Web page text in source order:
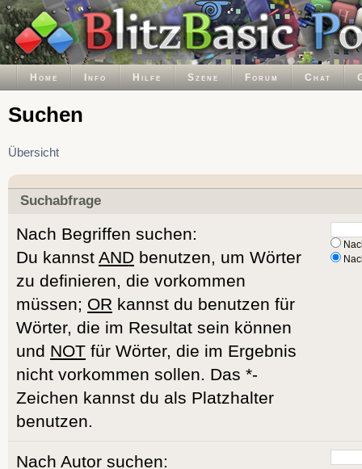
Home Info Hilfe Szene Forum Chat
Suchen
Übersicht
Suchabfrage
Nach Begriffen suchen:
Du kannst AND benutzen, um Wörter
zu definieren, die vorkommen
müssen; OR kannst du benutzen für
Wörter, die im Resultat sein können
und NOT für Wörter, die im Ergebnis
nicht vorkommen sollen. Das *-
Zeichen kannst du als Platzhalter
benutzen.
Nach Autor suchen: